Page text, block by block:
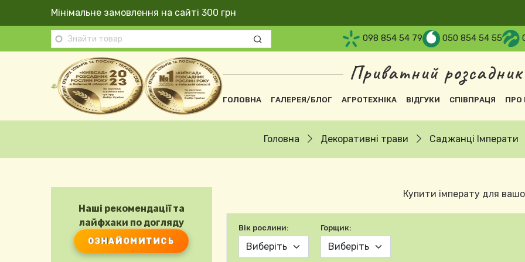
Перейти до основного вмісту
Мінімальне замовлення на сайті 300 грн
098 854 54 79 050 854 54 55
Приватний
Основна навіґація
ГОЛОВНА ГАЛЕРЕЯ/БЛОГ АГРОТЕХНІКА ВІДГУКИ СПІВПРАЦЯ ПРО
Головна Декоративні трави Саджанці Імперати
Наші рекомендації та
лайфхаки по догляду
ОЗНАЙОМИТИСЬ
Купити імперату для
Вік рослини: Горщик: